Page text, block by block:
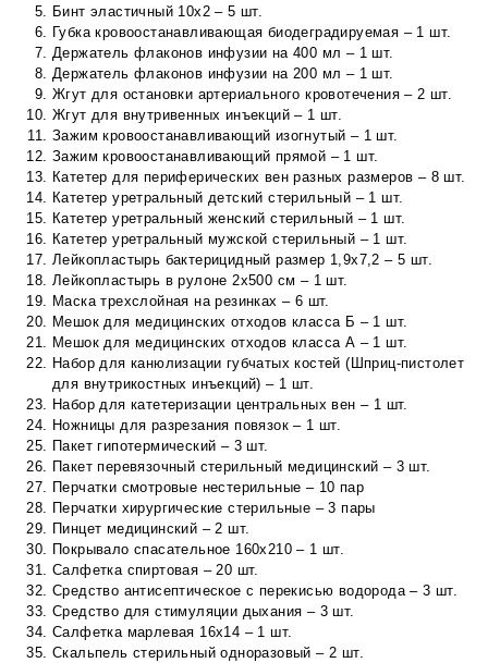
Бинт эластичный 10х2 – 5 шт.
Губка кровоостанавливающая биодеградируемая – 1 шт.
Держатель флаконов инфузии на 400 мл – 1 шт.
Держатель флаконов инфузии на 200 мл – 1 шт.
Жгут для остановки артериального кровотечения – 2 шт.
Жгут для внутривенных инъекций – 1 шт.
Зажим кровоостанавливающий изогнутый – 1 шт.
Зажим кровоостанавливающий прямой – 1 шт.
Катетер для периферических вен разных размеров – 8 шт.
Катетер уретральный детский стерильный – 1 шт.
Катетер уретральный женский стерильный – 1 шт.
Катетер уретральный мужской стерильный – 1 шт.
Лейкопластырь бактерицидный размер 1,9х7,2 – 5 шт.
Лейкопластырь в рулоне 2х500 см – 1 шт.
Маска трехслойная на резинках – 6 шт.
Мешок для медицинских отходов класса Б – 1 шт.
Мешок для медицинских отходов класса А – 1 шт.
Набор для канюлизации губчатых костей (Шприц-пистолет
для внутрикостных инъекций) – 1 шт.
Набор для катетеризации центральных вен – 1 шт.
Ножницы для разрезания повязок – 1 шт.
Пакет гипотермический – 3 шт.
Пакет перевязочный стерильный медицинский – 3 шт.
Перчатки смотровые нестерильные – 10 пар
Перчатки хирургические стерильные – 3 пары
Пинцет медицинский – 2 шт.
Покрывало спасательное 160х210 – 1 шт.
Салфетка спиртовая – 20 шт.
Средство антисептическое с перекисью водорода – 3 шт.
Средство для стимуляции дыхания – 3 шт.
Салфетка марлевая 16х14 – 1 шт.
Скальпель стерильный одноразовый – 2 шт.